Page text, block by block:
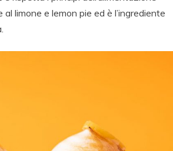
limone e lemon pie ed è l’ingrediente